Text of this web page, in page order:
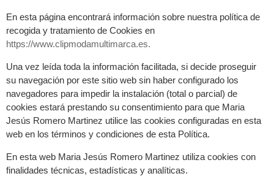
En esta página encontrará información sobre nuestra política de
recogida y tratamiento de Cookies en
https://www.clipmodamultimarca.es.
Una vez leída toda la información facilitada, si decide proseguir
su navegación por este sitio web sin haber configurado los
navegadores para impedir la instalación (total o parcial) de
cookies estará prestando su consentimiento para que Maria
Jesús Romero Martinez utilice las cookies configuradas en esta
web en los términos y condiciones de esta Política.
En esta web Maria Jesús Romero Martinez utiliza cookies con
finalidades técnicas, estadísticas y analíticas.